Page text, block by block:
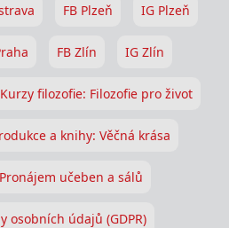
FB Plzeň IG Plzeň
FB Zlín IG Zlín
Kurzy filozofie: Filozofie pro život
a knihy: Věčná krása
Pronájem učeben a sálů
osobních údajů (GDPR)